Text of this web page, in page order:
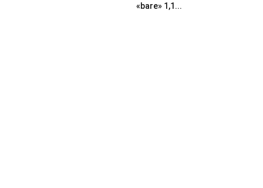
«bare» 1,1...